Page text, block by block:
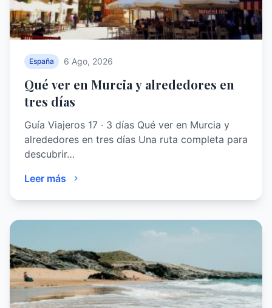
España 6 Ago, 2026
Qué ver en Murcia y alrededores en
tres días
Guía Viajeros 17 · 3 días Qué ver en Murcia y
alrededores en tres días Una ruta completa para
descubrir…
Leer más